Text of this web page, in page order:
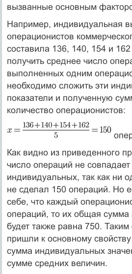
вызванные основным
Например, индивидуальная
операционистов
составила 136, 140, 154 и
получить среднее число
выполненных одним
необходимо сложить эти
показатели и полученную
количество операционистов:
Как видно из приведенного
число операций не
индивидуальных, так как ни
не сделал 150 операций. Но
себе, что каждый
операций, то их общая сумма
будет также равна 750.
пришли к основному
сумма индивидуальных
сумме средних величин.